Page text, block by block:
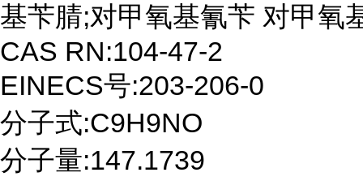
基苄腈;对甲氧基氰苄 对甲
CAS RN:104-47-2
EINECS号:203-206-0
分子式:C9H9NO
分子量:147.1739